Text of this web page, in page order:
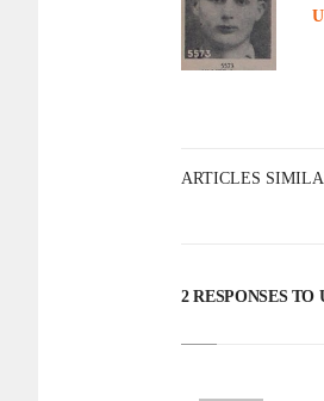
ARTICLES
2 RESPONSES